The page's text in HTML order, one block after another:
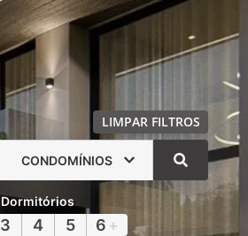
LIMPAR FILTROS
CONDOMÍNIOS
Dormitórios
3 4 5 6 +